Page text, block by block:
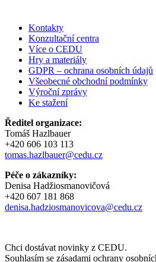
Kontakty
Konzultační centra
Více o CEDU
Hry a materiály
GDPR – ochrana osobních údajů
Všeobecné obchodní podmínky
Výroční zprávy
Ke stažení
Ředitel organizace:
Tomáš Hazlbauer
+420 606 103 113
tomas.hazlbauer@cedu.cz
Péče o zákazníky:
Denisa Hadžiosmanovičová
+420 607 181 868
denisa.hadziosmanovicova@cedu.cz
Chci dostávat novinky z CEDU.
Souhlasím se zásadami ochrany